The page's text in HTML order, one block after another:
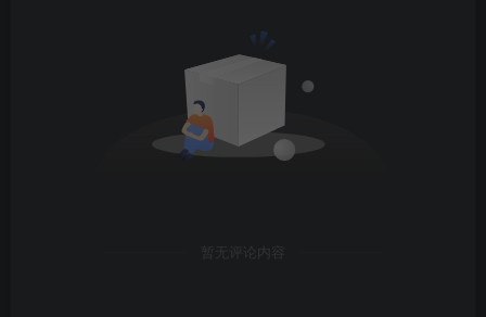
暂无评论内容